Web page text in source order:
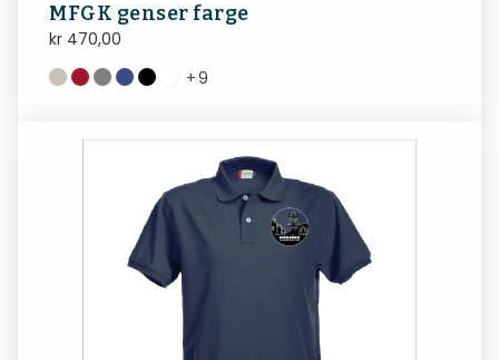
MFGK genser farge
kr 470,00
+9